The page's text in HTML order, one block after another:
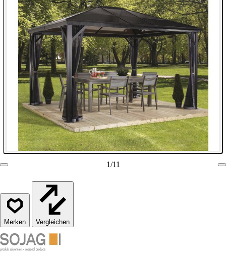
1/11
Vergleichen